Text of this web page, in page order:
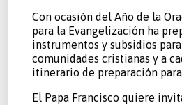
Con ocasión del Año de la
para la Evangelización ha
instrumentos y subsidios
comunidades cristianas y a
itinerario de preparación
El Papa Francisco quiere